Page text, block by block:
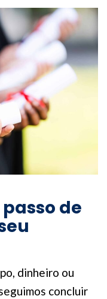
de
dinheiro ou
concluir